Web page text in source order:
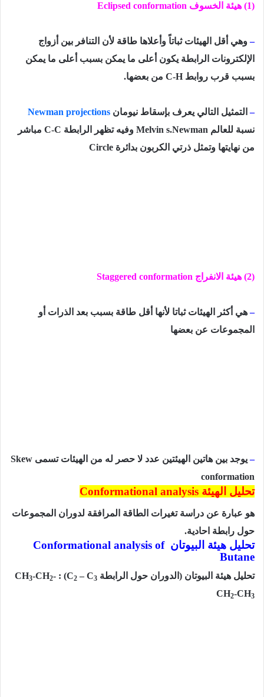
(1) هيئة الخسوف Eclipsed conformation
–وهي أقل الهيئات ثباتاً وأعلاها طاقة لأن التنافر بين أزواج
الإلكترونات الرابطة يكون أعلى ما يمكن بسبب أعلى ما يمكن
بسبب قرب روابط C-H من بعضها.
–التمثيل التالي يعرف بإسقاط نيومان Newman projections
نسبة للعالم Melvin s.Newman وفيه تظهر الرابطة C-C مباشر
من نهايتها وتمثل ذرتي الكربون بدائرة Circle
(2) هيئة الانفراج Staggered conformation
–هي أكثر الهيئات ثباتا لأنها أقل طاقة بسبب بعد الذرات أو
المجموعات عن بعضها
–يوجد بين هاتين الهيئتين عدد لا حصر له من الهيئات تسمى Skew
conformation
تحليل الهيئة Conformational analysis
هو عبارة عن دراسة تغيرات الطاقة المرافقة لدوران المجموعات
حول رابطة احادية.
تحليل هيئة البيوتان Conformational analysis of
Butane
تحليل هيئة البيوتان (الدوران حول الرابطة C2 – C3
) :
CH3-CH2-
CH2-CH3